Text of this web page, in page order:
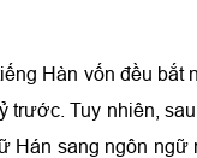
Hàn vốn đều bắt
Tuy nhiên,
Hán sang ngôn ngữ